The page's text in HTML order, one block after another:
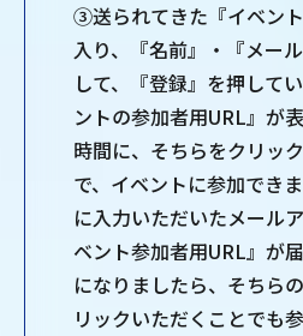
③送られてきた『イベン
入り、『名前』・『メー
して、『登録』を押して
ントの参加者用URL』が
時間に、そちらをクリッ
で、イベントに参加でき
に入力いただいたメール
ベント参加者用URL』が
になりましたら、そちら
リックいただくことでも